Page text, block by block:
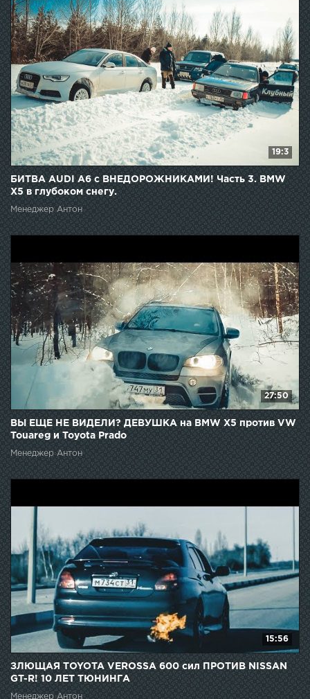
19:3
БИТВА AUDI A6 с ВНЕДОРОЖНИКАМИ! Часть 3. BMW
X5 в глубоком снегу.
Менеджер Антон
27:50
ВЫ ЕЩЕ НЕ ВИДЕЛИ? ДЕВУШКА на BMW Х5 против VW
Touareg и Toyota Prado
Менеджер Антон
15:56
ЗЛЮЩАЯ TOYOTA VEROSSA 600 сил ПРОТИВ NISSAN
GT-R! 10 ЛЕТ ТЮНИНГА
Менеджер Антон